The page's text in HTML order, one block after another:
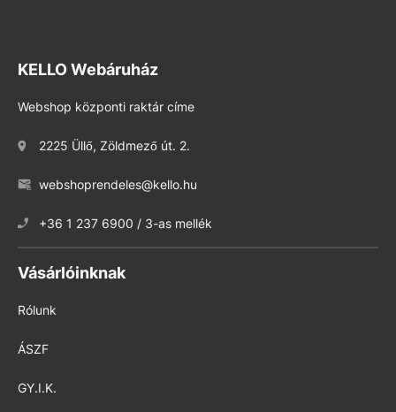
KELLO Webáruház
Webshop központi raktár címe
2225 Üllő, Zöldmező út. 2.
webshoprendeles@kello.hu
+36 1 237 6900 / 3-as mellék
Vásárlóinknak
Rólunk
ÁSZF
GY.I.K.